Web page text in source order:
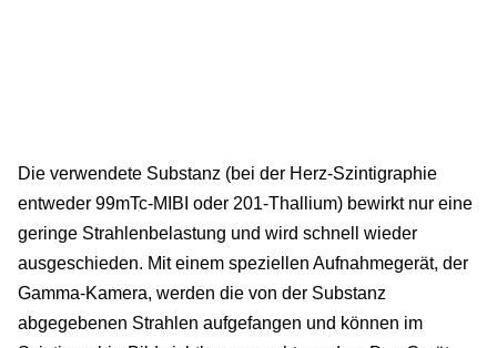
Die verwendete Substanz (bei der Herz-Szintigraphie
entweder 99mTc-MIBI oder 201-Thallium) bewirkt nur eine
geringe Strahlenbelastung und wird schnell wieder
ausgeschieden. Mit einem speziellen Aufnahmegerät, der
Gamma-Kamera, werden die von der Substanz
abgegebenen Strahlen aufgefangen und können im